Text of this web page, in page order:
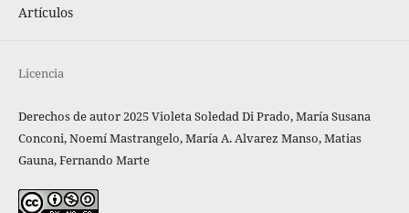
Artículos
Licencia
Derechos de autor 2025 Violeta Soledad Di Prado, María Susana
Conconi, Noemí Mastrangelo, María A. Alvarez Manso, Matias
Gauna, Fernando Marte͏